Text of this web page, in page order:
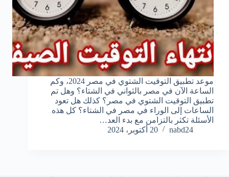
موعد تطبيق التوقيت الشتوي في مصر 2024، وكم
الساعة الآن في مصر بالثواني في الشتاء؟ وهل تم
تطبيق التوقيت الشتوي في مصر؟ كذلك هل تعود
الساعات إلى الوراء في مصر في الشتاء؟ كل هذه
الأسئلة تكثر بالتزامن مع بدء العد…
nabd24
20 أكتوبر، 2024